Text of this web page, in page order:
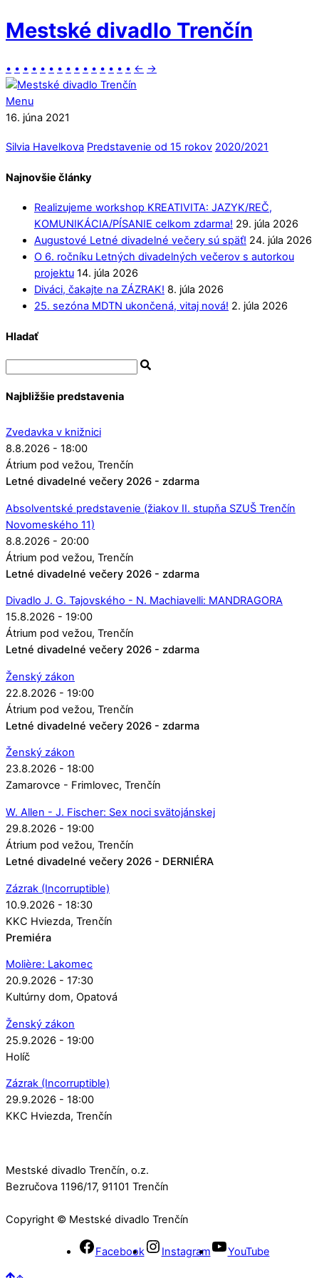
Mestské divadlo Trenčín
• • • • • • • • • • • • • • • ← →
Menu
16. júna 2021
Silvia Havelkova Predstavenie od 15 rokov 2020/2021
Najnovšie články
Realizujeme workshop KREATIVITA: JAZYK/REČ,
KOMUNIKÁCIA/PÍSANIE celkom zdarma! 29. júla 2026
Augustové Letné divadelné večery sú späť! 24. júla 2026
O 6. ročníku Letných divadelných večerov s autorkou
projektu 14. júla 2026
Diváci, čakajte na ZÁZRAK! 8. júla 2026
25. sezóna MDTN ukončená, vitaj nová! 2. júla 2026
Hladať
Najbližšie predstavenia
Zvedavka v knižnici
8.8.2026 - 18:00
Átrium pod vežou Trenčín
Letné divadelné večery 2026 - zdarma
Absolventské predstavenie (žiakov II. stupňa SZUŠ Trenčín
Novomeského 11)
8.8.2026 - 20:00
Átrium pod vežou Trenčín
Letné divadelné večery 2026 - zdarma
Divadlo J. G. Tajovského - N. Machiavelli: MANDRAGORA
15.8.2026 - 19:00
Átrium pod vežou Trenčín
Letné divadelné večery 2026 - zdarma
Ženský zákon
22.8.2026 - 19:00
Átrium pod vežou Trenčín
Letné divadelné večery 2026 - zdarma
Ženský zákon
23.8.2026 - 18:00
Zamarovce - Frimlovec Trenčín
W. Allen - J. Fischer: Sex noci svätojánskej
29.8.2026 - 19:00
Átrium pod vežou Trenčín
Letné divadelné večery 2026 - DERNIÉRA
Zázrak (Incorruptible)
10.9.2026 - 18:30
KKC Hviezda Trenčín
Premiéra
Molière: Lakomec
20.9.2026 - 17:30
Kultúrny dom Opatová
Ženský zákon
25.9.2026 - 19:00
Holíč
Zázrak (Incorruptible)
29.9.2026 - 18:00
KKC Hviezda Trenčín
Mestské divadlo Trenčín, o.z.
Bezručova 1196/17, 91101 Trenčín
Copyright © Mestské divadlo Trenčín
Facebook Instagram YouTube